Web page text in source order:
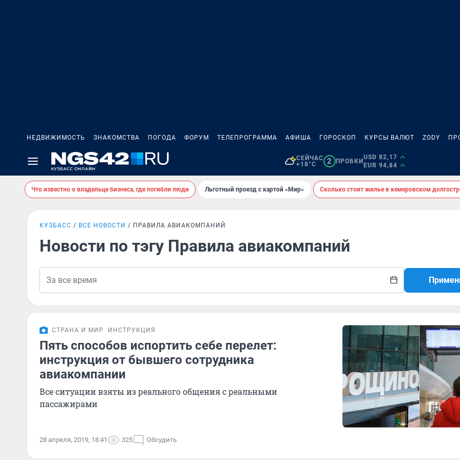
НЕДВИЖИМОСТЬ ЗНАКОМСТВА ПОГОДА ФОРУМ ТЕЛЕПРОГРАММА АФИША ГОРОСКОП КУРСЫ ВАЛЮТ ZODY
СЕЙЧАС
+18°C
2 ПРОБКИ
USD 82,17
EUR 94,84
Что известно о владельце бизнеса, где погибли люди Льготный проезд с картой «Мир» Сколько стоит жилье в кемеровском
КУЗБАСС ВСЕ НОВОСТИ ПРАВИЛА АВИАКОМПАНИЙ
Новости по тэгу Правила авиакомпаний
СТРАНА И МИР ИНСТРУКЦИЯ
Пять способов испортить себе перелет:
инструкция от бывшего сотрудника
авиакомпании
Все ситуации взяты из реального общения с реальными
пассажирами
28 апреля, 2019, 18:41 325 Обсудить